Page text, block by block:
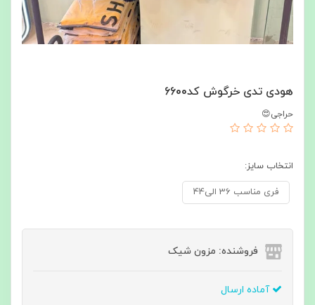
هودی تدی خرگوش کد6600
حراجی😍
انتخاب سایز:
فری مناسب 36 الی44
فروشنده: مزون شیک
آماده ارسال